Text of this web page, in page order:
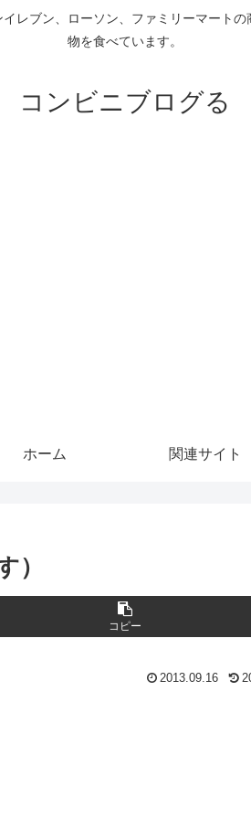
レブン、ローソン、ファミリーマート
物を食べています。
コンビニブログる
ホーム 関連サイト
）
コピー
2013.09.16